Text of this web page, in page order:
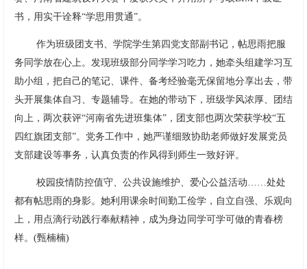
书，用实干诠释“学思用贯通”。
作为班级团支书、学院学生第四党支部副书记，帖思雨把服
务同学放在心上。发现班级部分同学学习吃力，她牵头组建学习互
助小组，把自己的笔记、课件、备考经验毫无保留地分享出去，带
头开展集体自习、专题辅导。在她的带动下，班级学风浓厚、团结
向上，两次获评“河南省先进班集体”，团支部也两次荣获学校“五
四红旗团支部”。党务工作中，她严谨细致协助老师做好发展党员
支部建设等事务，认真负责的作风得到师生一致好评。
校园疫情防控值守、公共设施维护、爱心公益活动……处处
都有帖思雨的身影。她利用课余时间勤工俭学，自立自强、乐观向
上，用点滴行动践行奉献精神，成为身边同学可学可做的青春榜
样。(甄楠楠)